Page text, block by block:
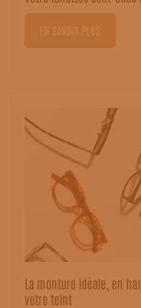
EN SAVOIR PLUS
La monture idéale, en
votre teint